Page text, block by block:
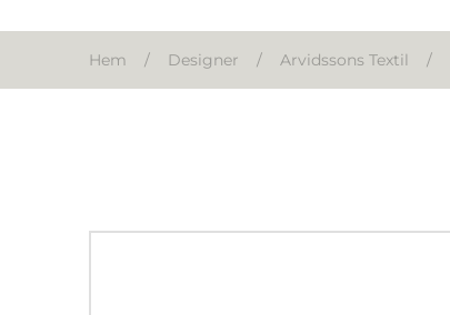
Hem / Designer / Arvidssons Textil /